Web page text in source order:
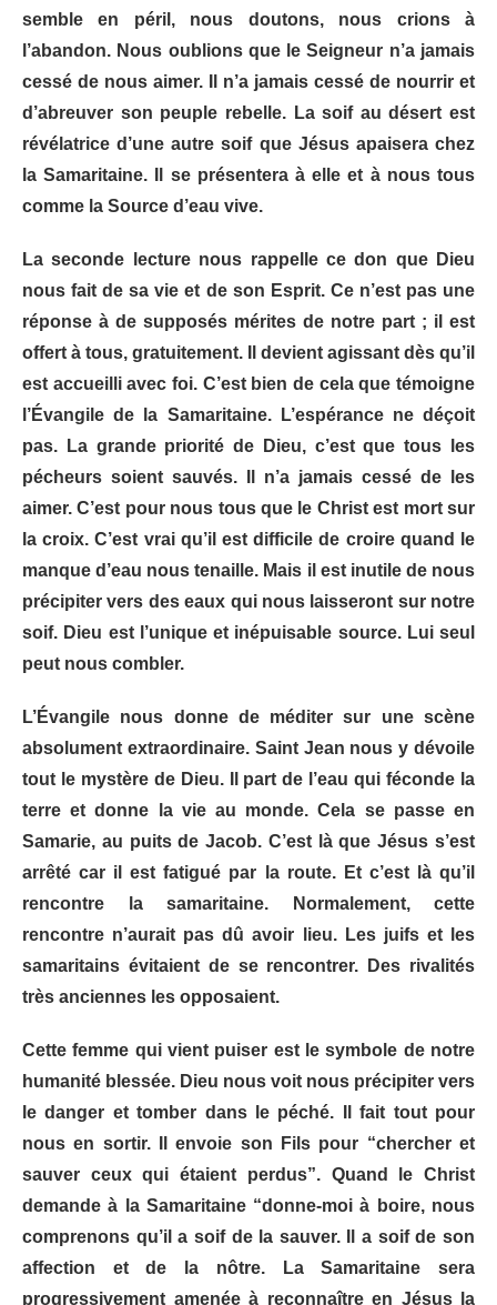
semble en péril, nous doutons, nous crions à
l’abandon. Nous oublions que le Seigneur n’a jamais
cessé de nous aimer. Il n’a jamais cessé de nourrir et
d’abreuver son peuple rebelle. La soif au désert est
révélatrice d’une autre soif que Jésus apaisera chez
la Samaritaine. Il se présentera à elle et à nous tous
comme la Source d’eau vive.
La seconde lecture nous rappelle ce don que Dieu
nous fait de sa vie et de son Esprit. Ce n’est pas une
réponse à de supposés mérites de notre part ; il est
offert à tous, gratuitement. Il devient agissant dès qu’il
est accueilli avec foi. C’est bien de cela que témoigne
l’Évangile de la Samaritaine. L’espérance ne déçoit
pas. La grande priorité de Dieu, c’est que tous les
pécheurs soient sauvés. Il n’a jamais cessé de les
aimer. C’est pour nous tous que le Christ est mort sur
la croix. C’est vrai qu’il est difficile de croire quand le
manque d’eau nous tenaille. Mais il est inutile de nous
précipiter vers des eaux qui nous laisseront sur notre
soif. Dieu est l’unique et inépuisable source. Lui seul
peut nous combler.
L’Évangile nous donne de méditer sur une scène
absolument extraordinaire. Saint Jean nous y dévoile
tout le mystère de Dieu. Il part de l’eau qui féconde la
terre et donne la vie au monde. Cela se passe en
Samarie, au puits de Jacob. C’est là que Jésus s’est
arrêté car il est fatigué par la route. Et c’est là qu’il
rencontre la samaritaine. Normalement, cette
rencontre n’aurait pas dû avoir lieu. Les juifs et les
samaritains évitaient de se rencontrer. Des rivalités
très anciennes les opposaient.
Cette femme qui vient puiser est le symbole de notre
humanité blessée. Dieu nous voit nous précipiter vers
le danger et tomber dans le péché. Il fait tout pour
nous en sortir. Il envoie son Fils pour “chercher et
sauver ceux qui étaient perdus”. Quand le Christ
demande à la Samaritaine “donne-moi à boire, nous
comprenons qu’il a soif de la sauver. Il a soif de son
affection et de la nôtre. La Samaritaine sera
progressivement amenée à reconnaître en Jésus la